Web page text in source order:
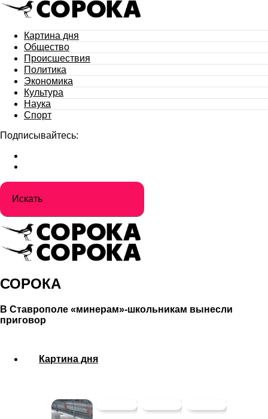
Картина дня
Общество
Происшествия
Политика
Экономика
Культура
Наука
Спорт
Подписывайтесь:
СОРОКА
В Ставрополе «минерам»-школьникам вынесли
приговор
Картина дня